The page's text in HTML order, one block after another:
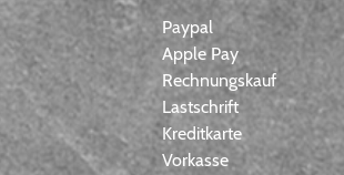
Paypal
Apple Pay
Rechnungskauf
Lastschrift
Kreditkarte
Vorkasse